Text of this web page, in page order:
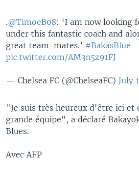
.@TimoeB08: ‘I am now looking
under this fantastic coach and
great team-mates.’ #BakasBlue
pic.twitter.com/AM3n5z91FJ
— Chelsea FC (@ChelseaFC) July
"Je suis très heureux d'être ici et
grande équipe", a déclaré
Blues.
Avec AFP